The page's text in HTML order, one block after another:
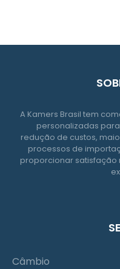
A Kamers Brasil tem
personalizadas
redução de custos,
processos de
proporcionar
Câmbio